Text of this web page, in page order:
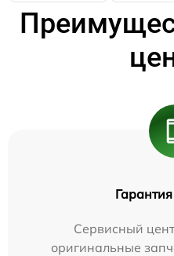
Сервисный
оригинальные